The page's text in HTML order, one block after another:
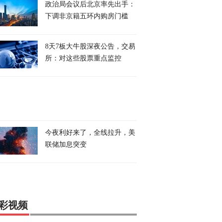
政治局会议后北京率先出手：
下调非京籍五环内购房门槛
8天7板大牛股深夜公告，交易
所：对这些股票重点监控
今夜利好来了，全线拉升，美
联储加息突变
视频